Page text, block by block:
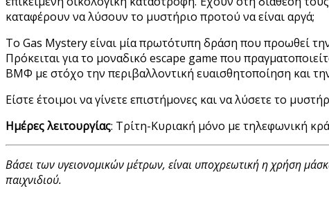
καταφέρουν να λύσουν το μυστήριο προτού να είναι αργά;
Το Gas Mystery είναι μία πρωτότυπη δράση που προωθεί
Πρόκειται για το μοναδικό escape game που
ΒΜΦ με στόχο την περιβαλλοντική ευαισθητοποίηση και
Είστε έτοιμοι να γίνετε επιστήμονες και να λύσετε το
Ημέρες λειτουργίας: Τρίτη-Κυριακή μόνο με τηλεφωνική
Βάσει των υγειονομικών μέτρων, είναι υποχρεωτική η χρήση
παιχνιδιού.